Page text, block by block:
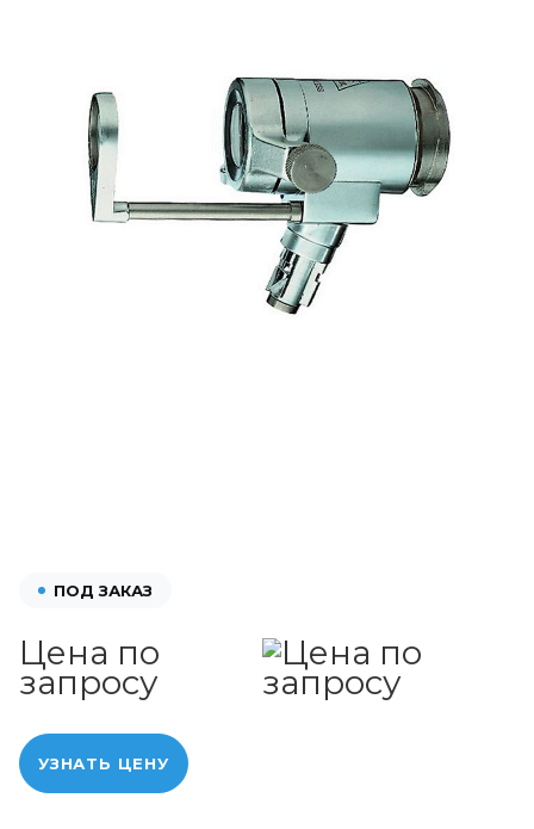
ПОД ЗАКАЗ
Цена по
запросу
УЗНАТЬ ЦЕНУ